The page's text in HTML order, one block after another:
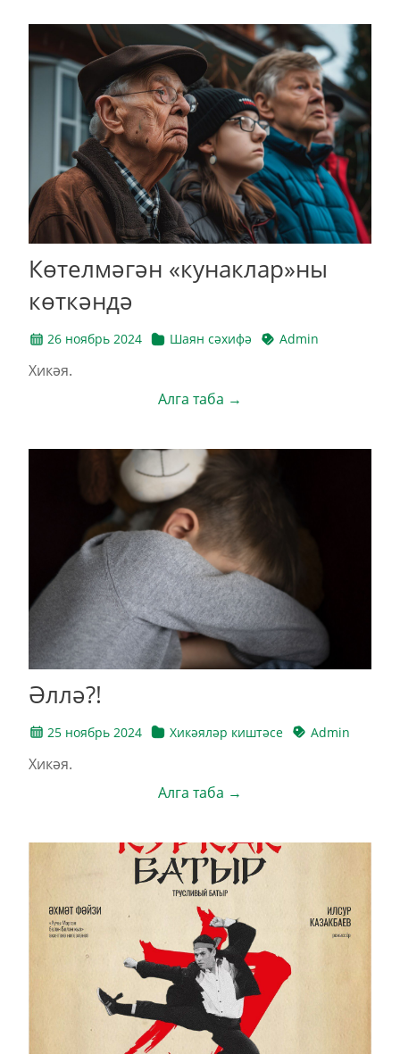
Көтелмәгән «кунаклар»ны
көт­кән­дә
26 ноябрь 2024 Шаян сәхифә Admin
Хикәя.
Алга таба →
Әллә?!
25 ноябрь 2024 Хикәяләр киштәсе Admin
Хикәя.
Алга таба →